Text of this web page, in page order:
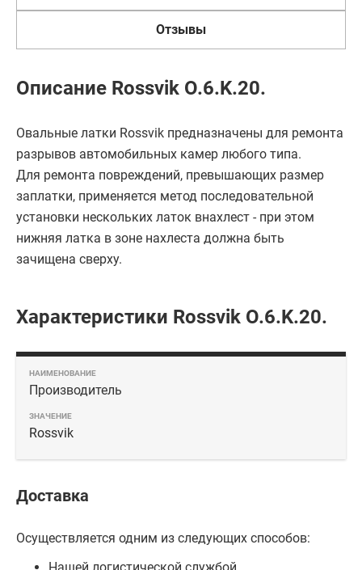
Отзывы
Описание Rossvik O.6.K.20.
Овальные латки Rossvik предназначены для ремонта
разрывов автомобильных камер любого типа.
Для ремонта повреждений, превышающих размер
заплатки, применяется метод последовательной
установки нескольких латок внахлест - при этом
нижняя латка в зоне нахлеста должна быть
зачищена сверху.
Характеристики Rossvik O.6.K.20.
Производитель
Rossvik
Доставка
Осуществляется одним из следующих способов: